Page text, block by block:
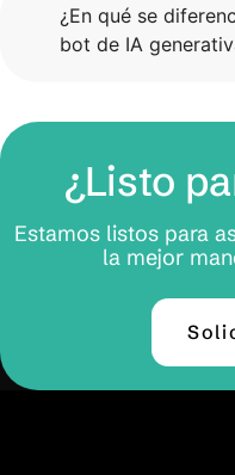
¿En qué se
bot de IA
¿Listo
Estamos listos para
la mejor